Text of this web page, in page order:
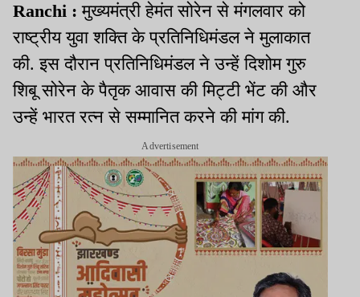
Ranchi :मुख्यमंत्री हेमंत सोरेन से मंगलवार को
राष्ट्रीय युवा शक्ति के प्रतिनिधिमंडल ने मुलाकात
की. इस दौरान प्रतिनिधिमंडल ने उन्हें दिशोम गुरु
शिबू सोरेन के पैतृक आवास की मिट्टी भेंट की और
उन्हें भारत रत्न से सम्मानित करने की मांग की.
Advertisement